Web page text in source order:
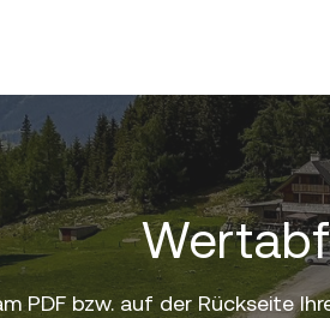
PDF bzw. auf der Rückseite